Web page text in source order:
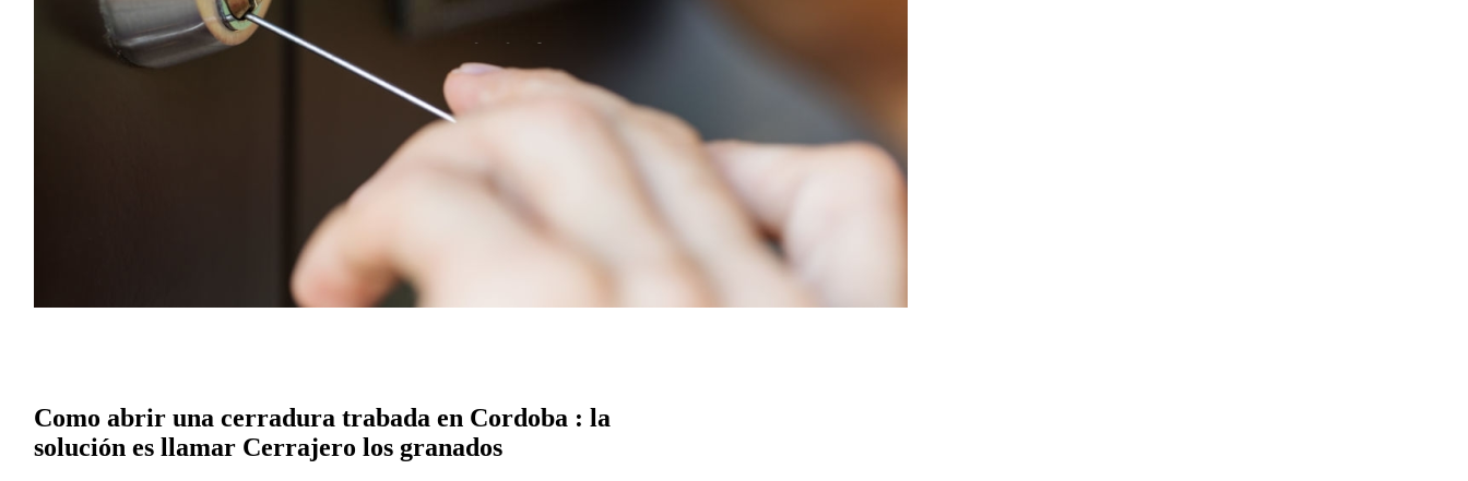
Como abrir una cerradura trabada en Cordoba : la
solución es llamar Cerrajero los granados